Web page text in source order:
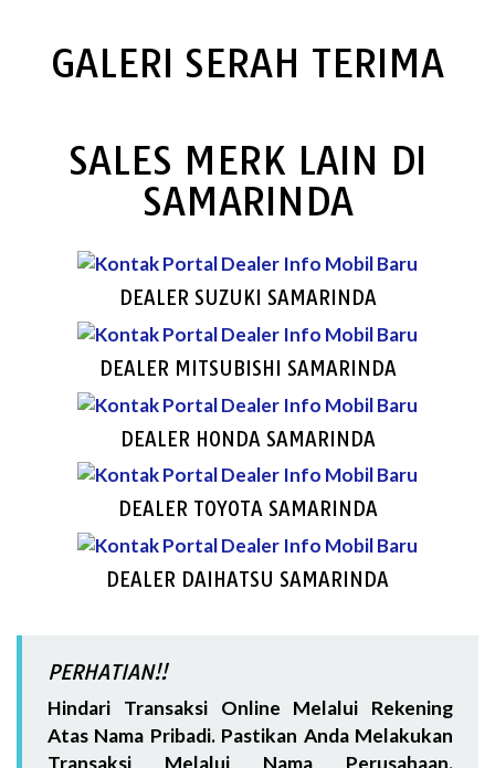
GALERI SERAH TERIMA
SALES MERK LAIN DI
SAMARINDA
DEALER SUZUKI SAMARINDA
DEALER MITSUBISHI SAMARINDA
DEALER HONDA SAMARINDA
DEALER TOYOTA SAMARINDA
DEALER DAIHATSU SAMARINDA
PERHATIAN!!
Hindari Transaksi Online Melalui Rekening
Atas Nama Pribadi. Pastikan Anda Melakukan